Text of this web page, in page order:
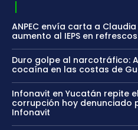
ANPEC envía carta a
aumento al IEPS en
Duro golpe al narcotráfico:
cocaína en las costas de
Infonavit en Yucatán repite
corrupción hoy denunciado
Infonavit